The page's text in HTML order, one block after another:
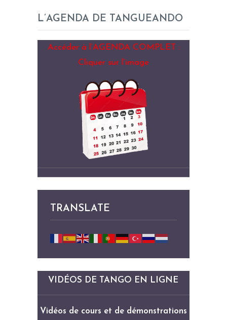
L’AGENDA DE TANGUEANDO
Accéder à l’AGENDA COMPLET :
Cliquer sur l’image
TRANSLATE
VIDÉOS DE TANGO EN LIGNE
Vidéos de cours et de démonstrations